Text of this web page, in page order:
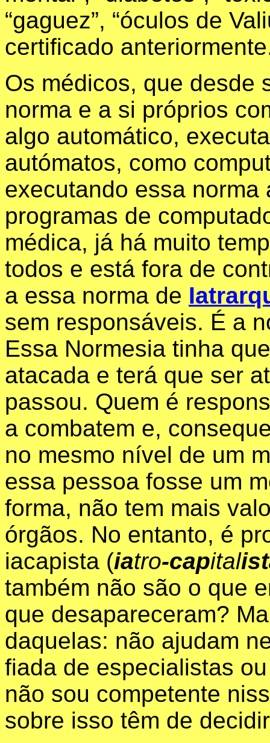
“gaguez”, “óculos de
certificado
Os médicos, que desde
norma e a si próprios
algo automático,
autómatos, como
executando essa
programas de
médica, já há muito
todos e está fora de
a essa norma de
sem responsáveis. É a
Essa Normesia tinha
atacada e terá que ser
passou. Quem é
a combatem e,
no mesmo nível de um
essa pessoa fosse um
forma, não tem mais
órgãos. No entanto, é
iacapista (iatro-capital
também não são o que
que desapareceram?
daquelas: não ajudam
fiada de especialistas
não sou competente
sobre isso têm de